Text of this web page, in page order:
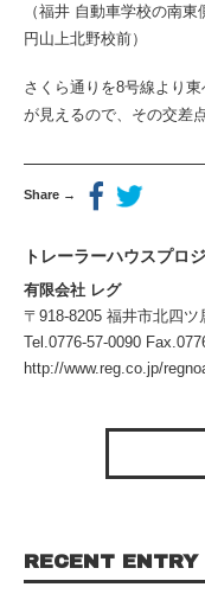
（福井 自動車学校の南
円山上北野校前）
さくら通りを8号線より
が見えるので、その交差
Share →
トレーラーハウスプロ
有限会社 レグ
〒918-8205 福井市北四ツ
Tel.0776-57-0090
http://www.reg.co.jp/
RECENT ENTRY